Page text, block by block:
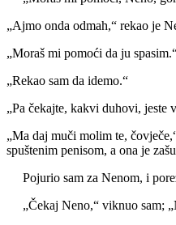
„Ajmo onda odmah,“ rekao je
„Moraš mi pomoći da ju
„Rekao sam da idemo.“
„Pa čekajte, kakvi duhovi, jeste
„Ma daj muči molim te,
spuštenim penisom, a ona je
Pojurio sam za Nenom, i
„Čekaj Neno,“ viknuo sam;